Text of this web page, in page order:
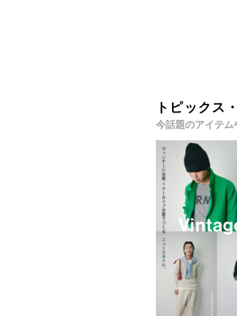
トピックス
今話題のアイテ